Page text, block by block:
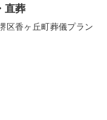
直葬
区香ヶ丘町葬儀プラン